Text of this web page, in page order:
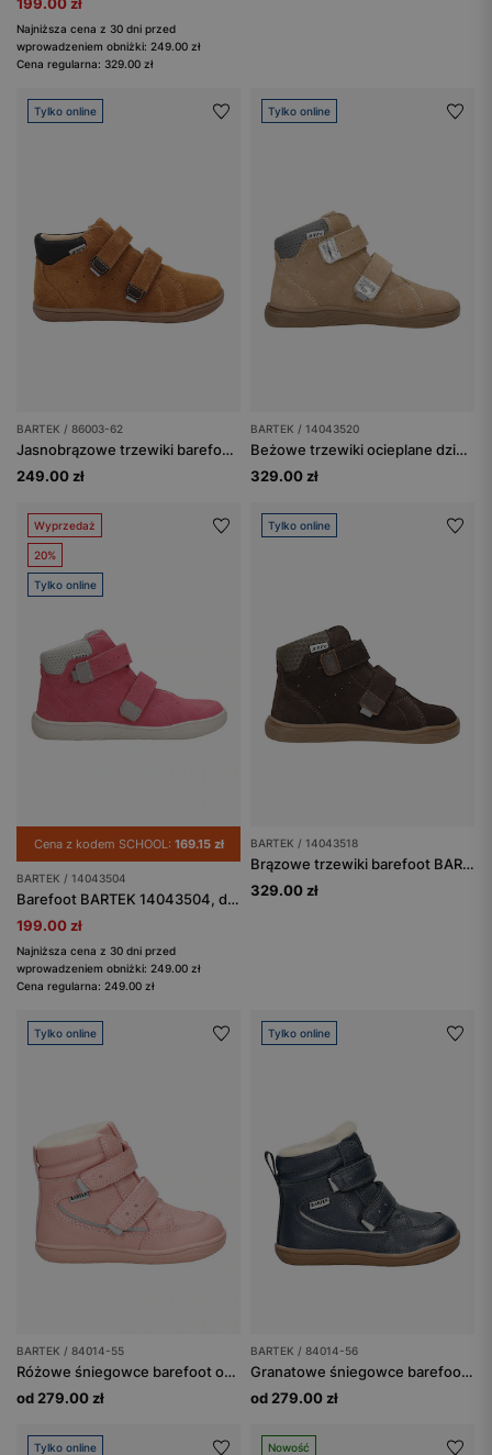
Najniższa cena z 30 dni przed
wprowadzeniem obniżki: 249.00 zł
Cena regularna: 329.00 zł
Tylko online
BARTEK / 86003-62
Jasnobrązowe trzewiki barefoot BARTEK 86003-62
249.00 zł
Tylko online
BARTEK / 14043520
Beżowe trzewiki ocieplane dziecięce barefoot z weluru BARTEK 14043520
329.00 zł
Wyprzedaż
20%
Tylko online
Cena z kodem SCHOOL: 169.15 zł
BARTEK / 14043504
Barefoot BARTEK 14043504, dla dziewcząt, różowy
199.00 zł
Najniższa cena z 30 dni przed
wprowadzeniem obniżki: 249.00 zł
Cena regularna: 249.00 zł
Tylko online
BARTEK / 14043518
Brązowe trzewiki barefoot BARTEK 14043518
329.00 zł
Tylko online
BARTEK / 84014-55
Różowe śniegowce barefoot ocieplane wełną BARTEK 84014-55
od 279.00 zł
Tylko online
BARTEK / 84014-56
Granatowe śniegowce barefoot ocieplane wełną BARTEK 84014-56
od 279.00 zł
Tylko online Nowość